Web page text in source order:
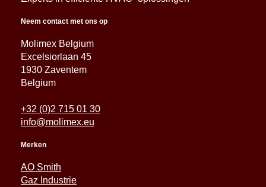
Neem contact met ons op
Molimex Belgium
Excelsiorlaan 45
1930 Zaventem
Belgium
+32 (0)2 715 01 30
info@molimex.eu
Merken
AO Smith
Gaz Industrie